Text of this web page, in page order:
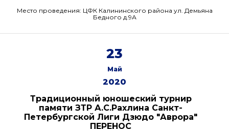
Место проведения: ЦФК Калининского района ул. Демьяна
Бедного д.9А
23
Май
2020
Традиционный юношеский турнир
памяти ЗТР А.С.Рахлина Санкт-
Петербургской Лиги Дзюдо "Аврора"
ПЕРЕНОС